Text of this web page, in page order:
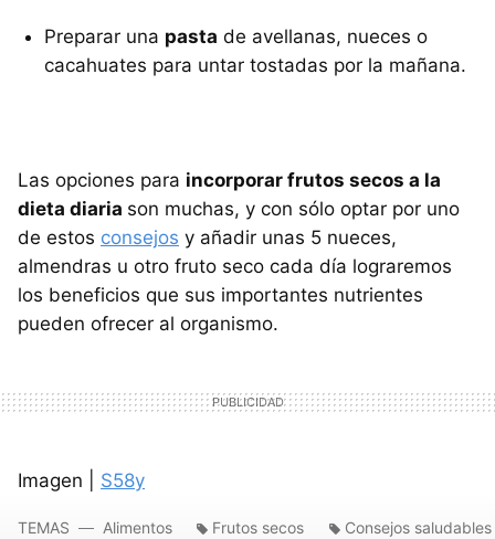
Preparar una pasta de avellanas, nueces o
cacahuates para untar tostadas por la mañana.
Las opciones para incorporar frutos secos a la
dieta diaria son muchas, y con sólo optar por uno
de estos consejos y añadir unas 5 nueces,
almendras u otro fruto seco cada día lograremos
los beneficios que sus importantes nutrientes
pueden ofrecer al organismo.
Imagen | S58y
TEMAS Alimentos Frutos secos Consejos saludables